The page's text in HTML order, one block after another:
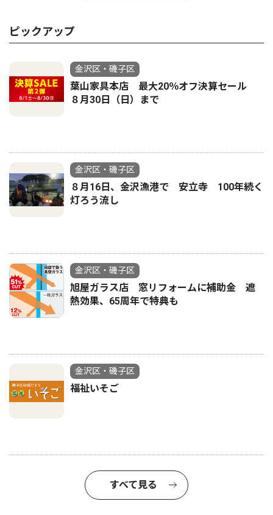
ピックアップ
金沢区・磯子区
葉山家具本店 最大20％オフ決算セール
８月30日（日）まで
金沢区・磯子区
８月16日、金沢漁港で 安立寺 100年続く
灯ろう流し
金沢区・磯子区
旭屋ガラス店 窓リフォームに補助金 遮
熱効果、65周年で特典も
金沢区・磯子区
福祉いそご
すべて見る